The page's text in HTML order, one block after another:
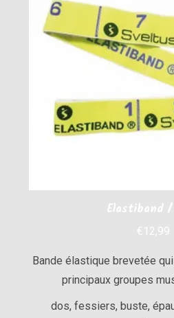
Elastiband /
€ 12,99
Bande élastique brevetée
principaux groupes
dos, fessiers, buste,